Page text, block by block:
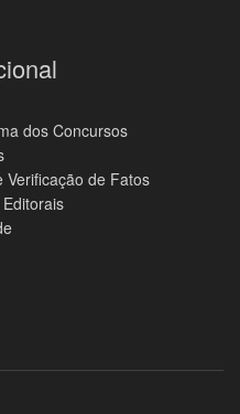
dos Concursos
Verificação de Fatos